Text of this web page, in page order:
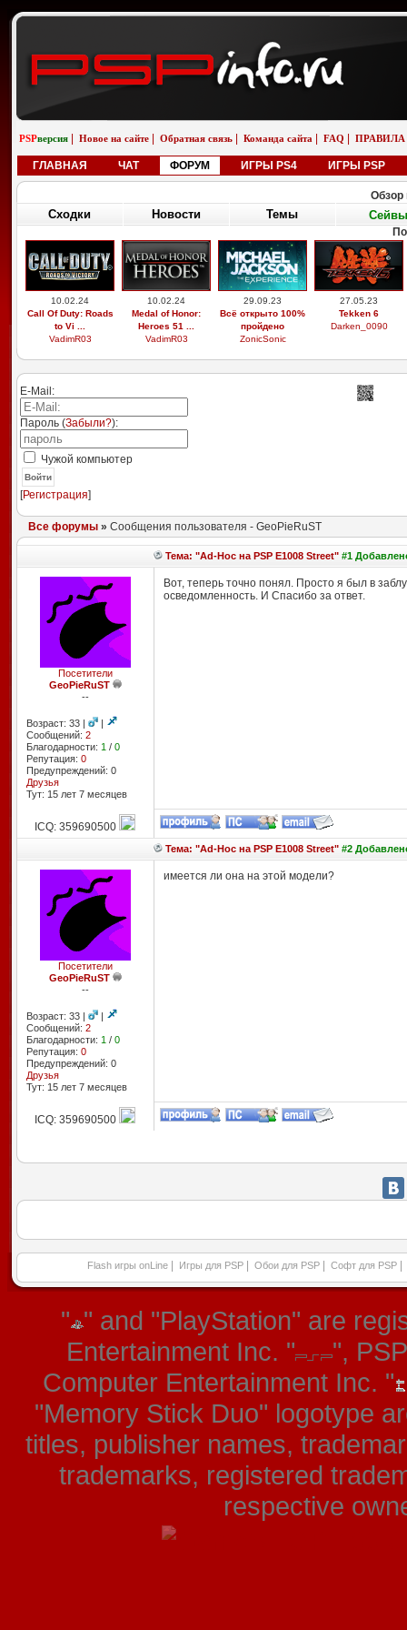
PSPверсия Новое на сайте Обратная связь Команда сайта FAQ ПРАВИЛА
ГЛАВНАЯ ЧАТ ФОРУМ ИГРЫ PS4 ИГРЫ PSP
Обзор
Сходки Новости Темы Сейвы
10.02.24
Call Of Duty: Roads
to Vi ...
VadimR03
10.02.24
Medal of Honor:
Heroes 51 ...
VadimR03
29.09.23
Всё открыто 100%
пройдено
ZonicSonic
27.05.23
Tekken 6
Darken_0090
E-Mail:
Пароль (Забыли?):
Чужой компьютер
Войти
[Регистрация]
Все форумы» Сообщения пользователя - GeoPieRuST
Тема: "Ad-Hoc на PSP E1008 Street"#1
Посетители
GeoPieRuST
--
Возраст: 33 |
|
Сообщений: 2
Благодарности: 1 / 0
Репутация: 0
Предупреждений: 0
Друзья
Тут: 15 лет 7 месяцев
Вот, теперь точно понял. Просто я был в
осведомленность. И Спасибо за ответ.
ICQ: 359690500
Тема: "Ad-Hoc на PSP E1008 Street"#2
Посетители
GeoPieRuST
--
Возраст: 33 |
|
Сообщений: 2
Благодарности: 1 / 0
Репутация: 0
Предупреждений: 0
Друзья
Тут: 15 лет 7 месяцев
имеется ли она на этой модели?
ICQ: 359690500
Flash игры onLine Игры для PSP Обои для PSP Софт для PSP
" " and "PlayStation" are
Entertainment Inc. "
",
Computer Entertainment Inc. "
"Memory Stick Duo" logotype
titles, publisher names,
trademarks, registered
respective